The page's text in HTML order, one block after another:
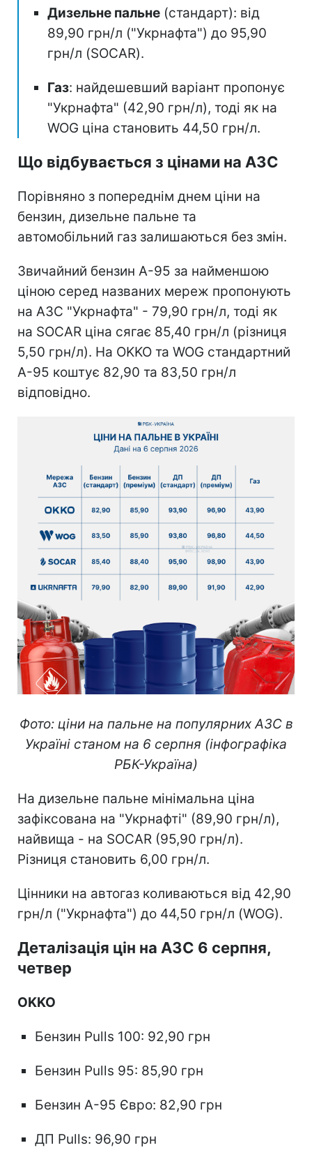
Дизельне пальне (стандарт): від
89,90 грн/л ("Укрнафта") до 95,90
грн/л (SOCAR).
Газ: найдешевший варіант пропонує
"Укрнафта" (42,90 грн/л), тоді як на
WOG ціна становить 44,50 грн/л.
Що відбувається з цінами на АЗС
Порівняно з попереднім днем ціни на
бензин, дизельне пальне та
автомобільний газ залишаються без змін.
Звичайний бензин А-95 за найменшою
ціною серед названих мереж пропонують
на АЗС "Укрнафта" - 79,90 грн/л, тоді як
на SOCAR ціна сягає 85,40 грн/л (різниця
5,50 грн/л). На OKKO та WOG стандартний
А-95 коштує 82,90 та 83,50 грн/л
відповідно.
Фото: ціни на пальне на популярних АЗС в
Україні станом на 6 серпня (інфографіка
РБК-Україна)
На дизельне пальне мінімальна ціна
зафіксована на "Укрнафті" (89,90 грн/л),
найвища - на SOCAR (95,90 грн/л).
Різниця становить 6,00 грн/л.
Цінники на автогаз коливаються від 42,90
грн/л ("Укрнафта") до 44,50 грн/л (WOG).
Деталізація цін на АЗС 6 серпня,
четвер
OKKO
Бензин Pulls 100: 92,90 грн
Бензин Pulls 95: 85,90 грн
Бензин А-95 Євро: 82,90 грн
ДП Pulls: 96,90 грн